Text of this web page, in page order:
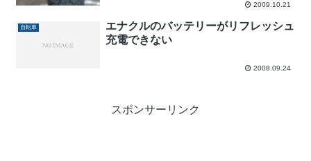
2009.10.21
自転車
エナクルのバッテリーがリフレッシュ
充電できない
2008.09.24
スポンサーリンク